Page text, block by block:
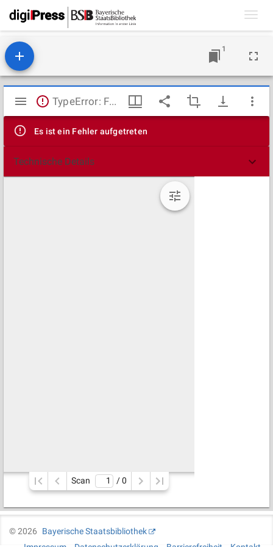
1
Mirador
Viewer
TypeError: Failed to fetch
Es ist ein Fehler aufgetreten
Technische Details
Scan / 0
©2026
Bayerische Staatsbibliothek